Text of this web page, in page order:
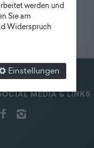
MEDIA & LINKS
werden und
Sie am
Widerspruch
Einstellungen